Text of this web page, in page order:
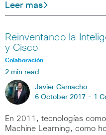
Leer mas
Reinventando la
y Cisco
Colaboración
2 min read
Javier Camacho
6 October 2017 - 1
En 2011, tecnologías
Machine Learning, como